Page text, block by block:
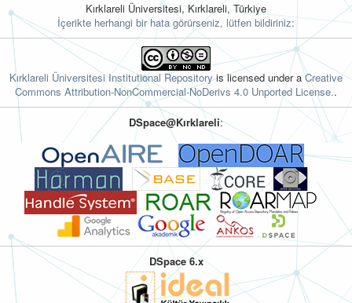
Kırklareli Üniversitesi, Kırklareli, Türkiye
İçerikte herhangi bir hata görürseniz, lütfen bildiriniz:
Kırklareli Üniversitesi Institutional Repositoryis licensed under aCreative
Commons Attribution-NonCommercial-NoDerivs 4.0 Unported License..
DSpace@Kırklareli:
DSpace 6.x